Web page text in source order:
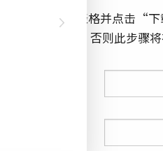
填写下面的表格并点击“
cookie跟踪，否则此步骤